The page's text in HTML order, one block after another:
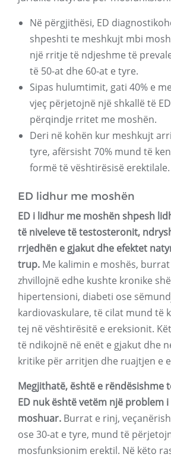
Në përgjithësi, ED
shpeshti te meshkujt mbi
një rritje të ndjeshme të
të 50-at dhe 60-at e tyre.
Sipas hulumtimit, gati 40% e
vjeç përjetojnë një shkallë të
përqindje rritet me moshën.
Deri në kohën kur meshkujt
tyre, afërsisht 70% mund të
formë të vështirësisë erektilale.
ED lidhur me moshën
ED i lidhur me moshën shpesh
të niveleve të testosteronit,
rrjedhën e gjakut dhe efektet
trup. Me kalimin e moshës,
zhvillojnë edhe kushte kronike
hipertensioni, diabeti ose
kardiovaskulare, të cilat mund të
tej në vështirësitë e ereksionit.
të ndikojnë në enët e gjakut dhe
kritike për arritjen dhe ruajtjen e
Megjithatë, është e rëndësishme
ED nuk është vetëm një problem
moshuar. Burrat e rinj,
ose 30-at e tyre, mund të
mosfunksionim erektil. Në këto